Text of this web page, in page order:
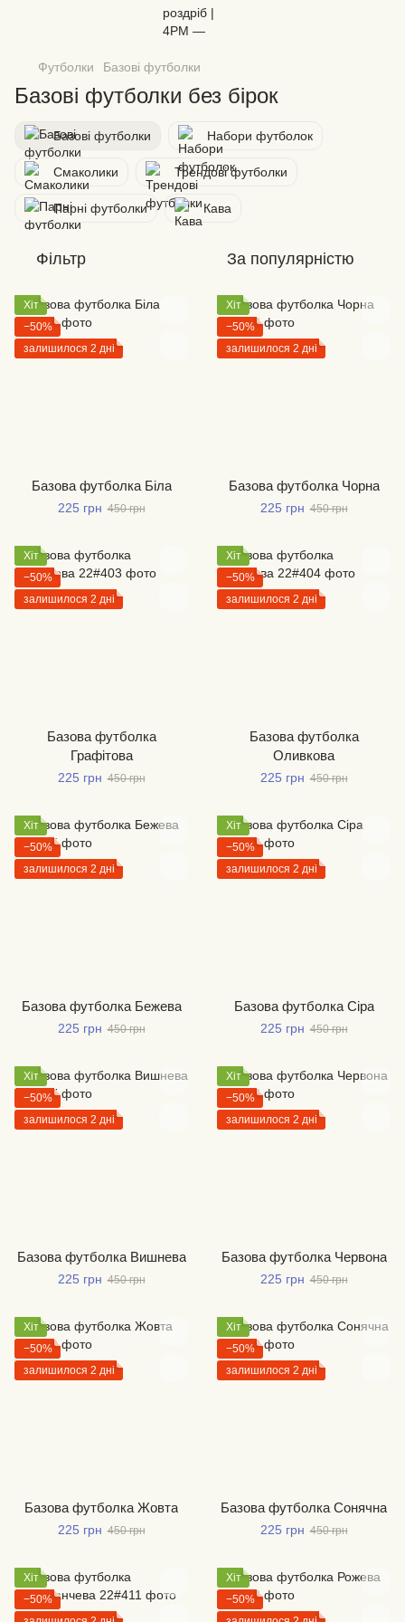
Футболки Базові футболки
Базові футболки без бірок
Базові футболки Набори футболок
Смаколики Трендові футболки
Парні футболки Кава
Фільтр За популярністю
Хіт
−50%
залишилося 2 дні
Базова футболка Біла
225 грн 450 грн
Хіт
−50%
залишилося 2 дні
Базова футболка Чорна
225 грн 450 грн
Хіт
−50%
залишилося 2 дні
Базова футболка
Графітова
225 грн 450 грн
Хіт
−50%
залишилося 2 дні
Базова футболка
Оливкова
225 грн 450 грн
Хіт
−50%
залишилося 2 дні
Базова футболка Бежева
225 грн 450 грн
Хіт
−50%
залишилося 2 дні
Базова футболка Сіра
225 грн 450 грн
Хіт
−50%
залишилося 2 дні
Базова футболка Вишнева
225 грн 450 грн
Хіт
−50%
залишилося 2 дні
Базова футболка Червона
225 грн 450 грн
Хіт
−50%
залишилося 2 дні
Базова футболка Жовта
225 грн 450 грн
Хіт
−50%
залишилося 2 дні
Базова футболка Сонячна
225 грн 450 грн
Хіт
−50%
Хіт
−50%